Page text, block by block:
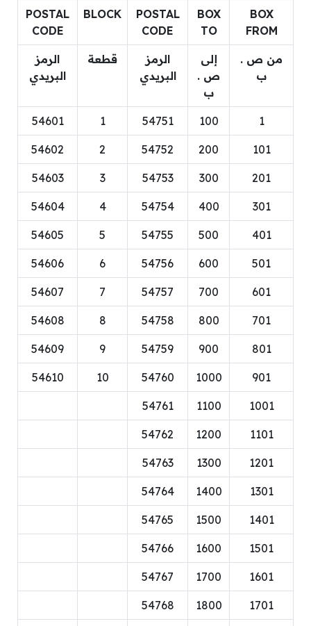
BOX
FROM
BOX
TO
POSTAL
CODE
BLOCK
POSTAL
CODE
من ص .
ب
إلى
ص .
ب
الرمز
البريدي
قطعة
الرمز
البريدي
1
100
54751
1
54601
101
200
54752
2
54602
201
300
54753
3
54603
301
400
54754
4
54604
401
500
54755
5
54605
501
600
54756
6
54606
601
700
54757
7
54607
701
800
54758
8
54608
801
900
54759
9
54609
901
1000
54760
10
54610
1001
1100
54761
1101
1200
54762
1201
1300
54763
1301
1400
54764
1401
1500
54765
1501
1600
54766
1601
1700
54767
1701
1800
54768